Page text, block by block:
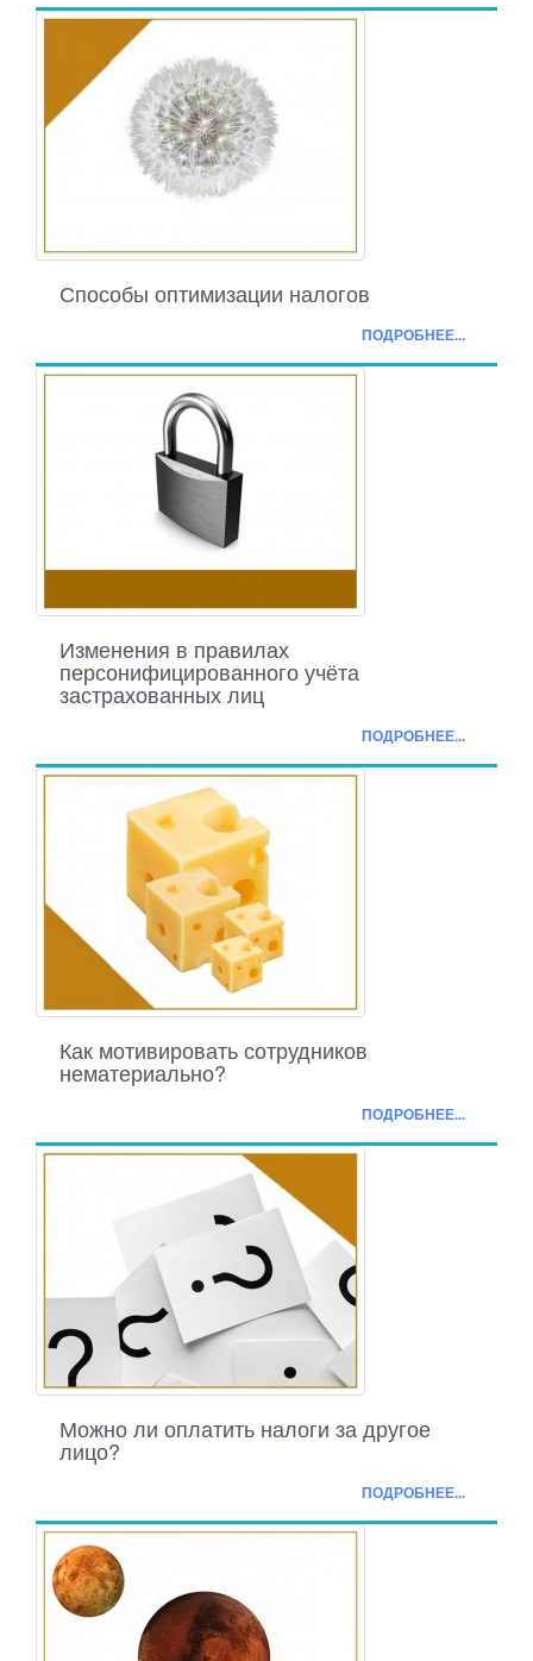
Способы оптимизации налогов
ПОДРОБНЕЕ...
Изменения в правилах
персонифицированного учёта
застрахованных лиц
ПОДРОБНЕЕ...
Как мотивировать сотрудников
нематериально?
ПОДРОБНЕЕ...
Можно ли оплатить налоги за другое
лицо?
ПОДРОБНЕЕ...